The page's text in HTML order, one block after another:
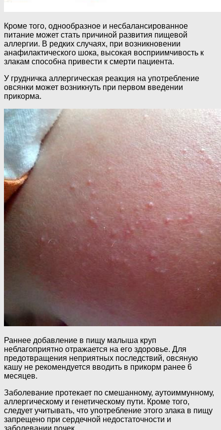
Кроме того, однообразное и несбалансированное
питание может стать причиной развития пищевой
аллергии. В редких случаях, при возникновении
анафилактического шока, высокая восприимчивость к
злакам способна привести к смерти пациента.
У грудничка аллергическая реакция на употребление
овсянки может возникнуть при первом введении
прикорма.
Раннее добавление в пищу малыша круп
неблагоприятно отражается на его здоровье. Для
предотвращения неприятных последствий, овсяную
кашу не рекомендуется вводить в прикорм ранее 6
месяцев.
Заболевание протекает по смешанному, аутоиммунному,
аллергическому и генетическому пути. Кроме того,
следует учитывать, что употребление этого злака в пищу
запрещено при сердечной недостаточности и
заболевании почек.